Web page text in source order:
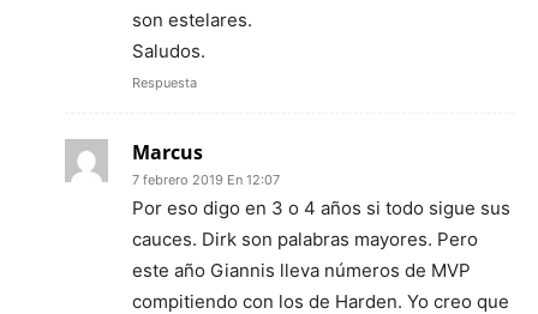
son estelares.
Saludos.
Respuesta
Marcus
7 febrero 2019 En 12:07
Por eso digo en 3 o 4 años si todo sigue sus
cauces. Dirk son palabras mayores. Pero
este año Giannis lleva números de MVP
compitiendo con los de Harden. Yo creo que